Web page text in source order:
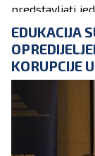
predstavljati
narednom
sve svoje
izrade
i
transparentnosti
Sagovornici
EDUKACIJA
KORUPCIJE